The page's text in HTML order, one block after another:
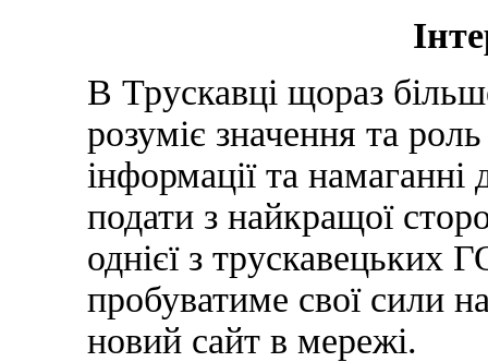
В Трускавці щораз
розуміє значення та
інформації та
подати з найкращої
однієї з трускавецьких
пробуватиме свої сили
новий сайт в мережі.